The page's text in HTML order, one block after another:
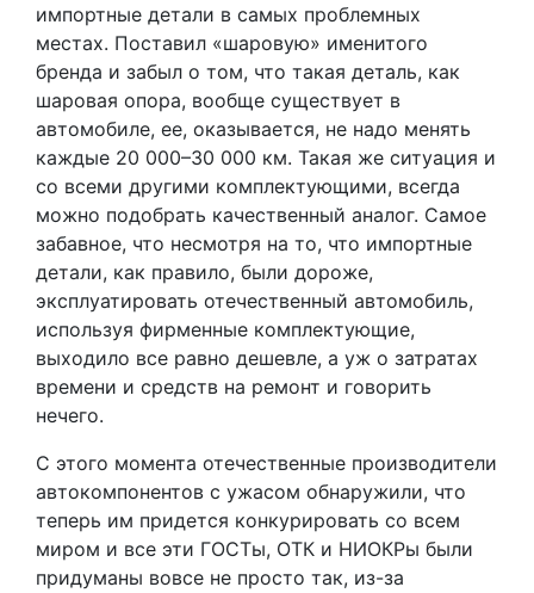
импортные детали в самых проблемных
местах. Поставил «шаровую» именитого
бренда и забыл о том, что такая деталь, как
шаровая опора, вообще существует в
автомобиле, ее, оказывается, не надо менять
каждые 20 000–30 000 км. Такая же ситуация и
со всеми другими комплектующими, всегда
можно подобрать качественный аналог. Самое
забавное, что несмотря на то, что импортные
детали, как правило, были дороже,
эксплуатировать отечественный автомобиль,
используя фирменные комплектующие,
выходило все равно дешевле, а уж о затратах
времени и средств на ремонт и говорить
нечего.
С этого момента отечественные производители
автокомпонентов с ужасом обнаружили, что
теперь им придется конкурировать со всем
миром и все эти ГОСТы, ОТК и НИОКРы были
придуманы вовсе не просто так, из-за